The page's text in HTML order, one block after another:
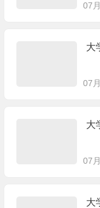
07
大
07
大
07
大